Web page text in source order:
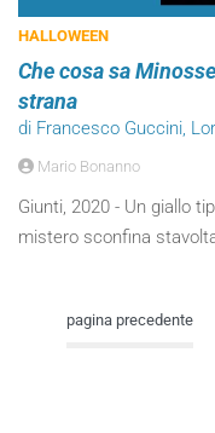
HALLOWEEN
Che cosa sa
strana
di Francesco Guccini,
Mario Bonanno
Giunti, 2020 - Un giallo
mistero sconfina
pagina precedente